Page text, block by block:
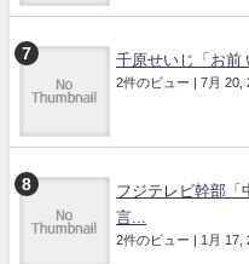
千原せいじ「お前
2件のビュー | 7月 20,
フジテレビ幹部「
言...
2件のビュー | 1月 17,